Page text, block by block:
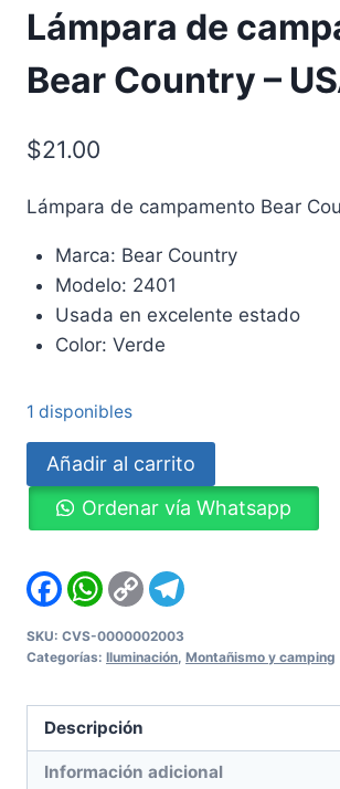
Lámpara de
Bear Country –
$21.00
Lámpara de campamento Bear
Marca: Bear Country
Modelo: 2401
Usada en excelente estado
Color: Verde
1 disponibles
Lámpara
de
campamento
Country
-
USADA
cantidad
Añadir al carrito
Ordenar vía Whatsapp
FacebookWhatsApp
Copy
Link
SKU: CVS-0000002003
Categorías: Iluminación, Montañismo y camping
Descripción
Información adicional